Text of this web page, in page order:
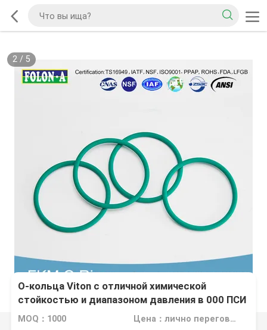
2/ 5
О-кольца Viton с отличной химической
стойкостью и диапазоном давления в 000 ПСИ
MOQ：1000 Цена：лично переговорить